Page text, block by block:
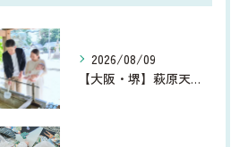
2026/08/09
【大阪・堺】萩原天神でお宮参り｜9月の家族写真